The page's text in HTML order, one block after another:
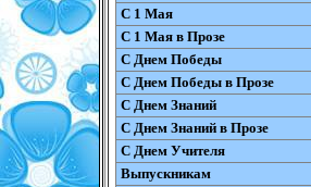
С 1 Мая
С 1 Мая в Прозе
С Днем Победы
С Днем Победы в Прозе
С Днем Знаний
С Днем Знаний в Прозе
С Днем Учителя
Выпускникам